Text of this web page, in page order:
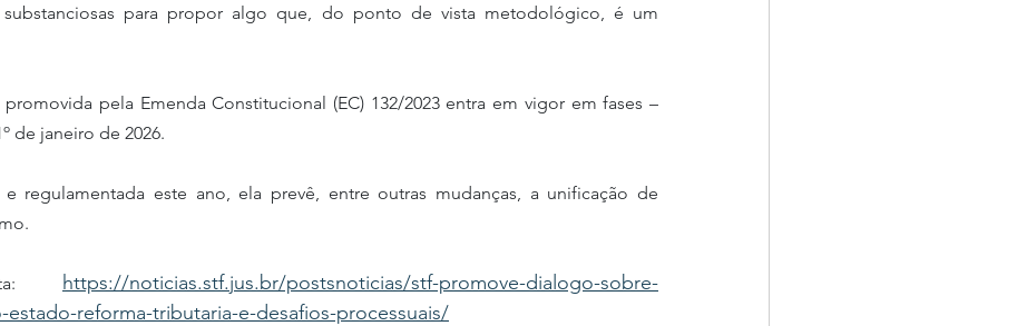
substanciosas para propor algo que, do ponto de vista metodológico, é um
pela Emenda Constitucional (EC) 132/2023 entra em vigor em fases –
de janeiro de 2026.
https://noticias.stf.jus.br/postsnoticias/stf-promove-dialogo-sobre-
estado-reforma-tributaria-e-desafios-processuais/